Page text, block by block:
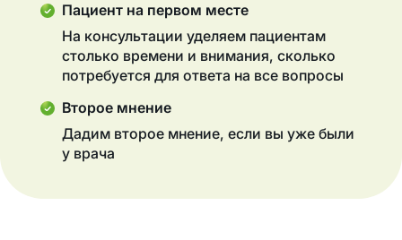
Пациент на первом месте
На консультации уделяем пациентам
столько времени и внимания, сколько
потребуется для ответа на все вопросы
Второе мнение
Дадим второе мнение, если вы уже были
у врача